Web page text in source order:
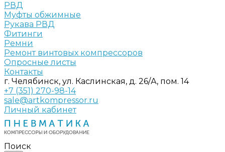
РВД
Муфты обжимные
Рукава РВД
Фитинги
Ремни
Ремонт винтовых компрессоров
Опросные листы
Контакты
г. Челябинск, ул. Каслинская, д. 26/А, пом. 14
+7 (351) 270-98-14
sale@artkompressor.ru
Личный кабинет
Поиск